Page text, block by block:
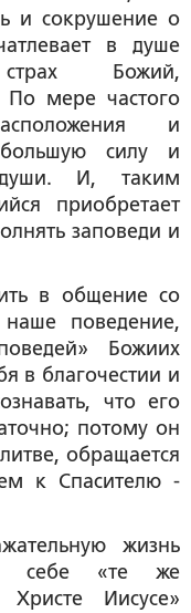
и сокрушение о
в душе
Божий,
По мере частого
и
большую силу и
души. И, таким
приобретает
заповеди и
в общение со
наше поведение,
Божиих
в благочестии и
что его
потому он
обращается
к Спасителю -
жизнь
в себе «те же
Иисусе»